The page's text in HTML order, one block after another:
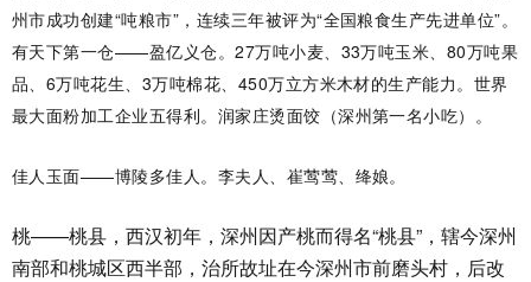
州市成功创建“吨粮市”，连续三年被评为“全国粮食生产先进单位”。
有天下第一仓——盈亿义仓。27万吨小麦、33万吨玉米、80万吨果
品、6万吨花生、3万吨棉花、450万立方米木材的生产能力。世界
最大面粉加工企业五得利。润家庄烫面饺（深州第一名小吃）。
佳人玉面——博陵多佳人。李夫人、崔莺莺、绛娘。
桃——桃县，西汉初年，深州因产桃而得名“桃县”，辖今深州
南部和桃城区西半部，治所故址在今深州市前磨头村，后改